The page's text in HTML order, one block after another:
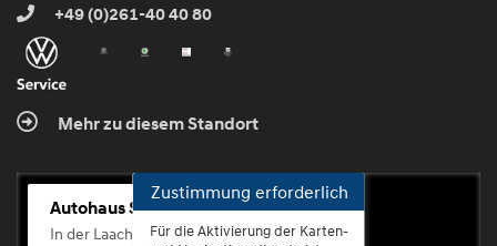
+49 (0)261-40 40 80
Mehr zu diesem Standort
Autohaus Scherhag
In der Laach 76, 56072 Koblenz-Güls
Zustimmung erforderlich
Für die Aktivierung der Karten-